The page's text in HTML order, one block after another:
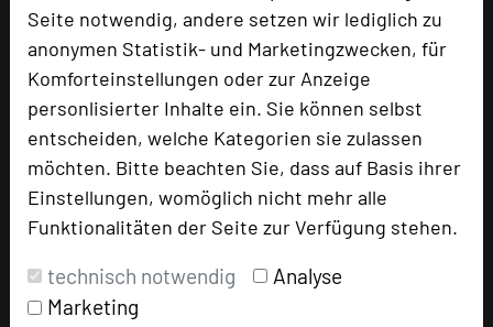
Seite notwendig, andere setzen wir lediglich zu
anonymen Statistik- und Marketingzwecken, für
Komforteinstellungen oder zur Anzeige
personlisierter Inhalte ein. Sie können selbst
entscheiden, welche Kategorien sie zulassen
möchten. Bitte beachten Sie, dass auf Basis ihrer
Einstellungen, womöglich nicht mehr alle
Funktionalitäten der Seite zur Verfügung stehen.
technisch notwendig
Analyse
Marketing
Doppelzimmer
115
Einzelzimmer
20
Suiten
Junior-Suiten
Besonders geeignet für
Seminar, Konferenz, Klausur, Event, Kreativprozesse